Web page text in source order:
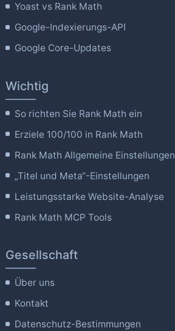
Yoast vs Rank Math
Google-Indexierungs-API
Google Core-Updates
Wichtig
So richten Sie Rank Math ein
Erziele 100/100 in Rank Math
Rank Math Allgemeine Einstellungen
„Titel und Meta“-Einstellungen
Leistungsstarke Website-Analyse
Rank Math MCP Tools
Gesellschaft
Über uns
Kontakt
Datenschutz-Bestimmungen